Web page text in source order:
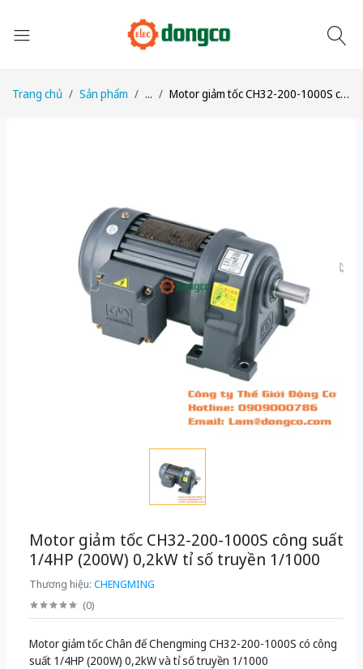
Trang chủ Sản phẩm ... Motor giảm tốc CH32-200-1000S công suất 1/4HP (200W) 0,2kW tỉ số truyền 1/1000
Motor giảm tốc CH32-200-1000S công suất
1/4HP (200W) 0,2kW tỉ số truyền 1/1000
Thương hiệu: CHENGMING
(0)
Motor giảm tốc Chân đế Chengming CH32-200-1000S có công
suất 1/4HP (200W) 0,2kW và tỉ số truyền 1/1000